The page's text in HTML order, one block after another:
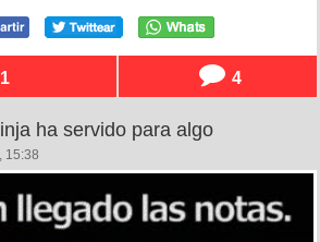
4
ha servido para algo
15:38